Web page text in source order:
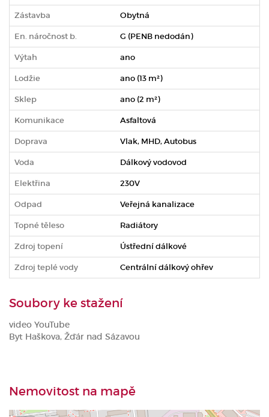
Zástavba Obytná
En. náročnost b. G (PENB nedodán)
Výtah ano
Lodžie ano (13 m²)
Sklep ano (2 m²)
Komunikace Asfaltová
Doprava Vlak, MHD, Autobus
Voda Dálkový vodovod
Elektřina 230V
Odpad Veřejná kanalizace
Topné těleso Radiátory
Zdroj topení Ústřední dálkové
Zdroj teplé vody Centrální dálkový ohřev
Soubory ke stažení
video YouTube
Byt Haškova, Žďár nad Sázavou
Nemovitost na mapě